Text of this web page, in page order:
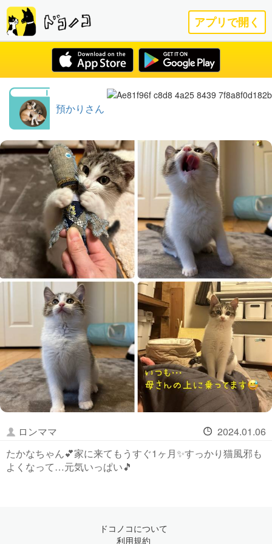
アプリで開く
預かりさん
ロンママ
2024.01.06
たかなちゃん💕家に来てもうすぐ1ヶ月✨すっかり猫風邪も
よくなって…元気いっぱい🎵
ドコノコについて
利用規約